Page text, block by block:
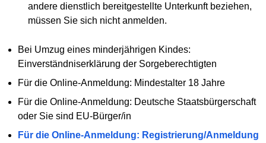
andere dienstlich bereitgestellte Unterkunft beziehen,
müssen Sie sich nicht anmelden.
Bei Umzug eines minderjährigen Kindes:
Einverständniserklärung der Sorgeberechtigten
Für die Online-Anmeldung: Mindestalter 18 Jahre
Für die Online-Anmeldung: Deutsche Staatsbürgerschaft
oder Sie sind EU-Bürger/in
Für die Online-Anmeldung: Registrierung/Anmeldung